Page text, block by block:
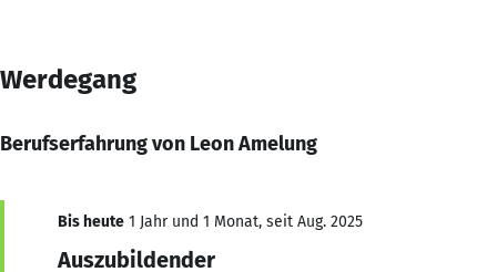
Werdegang
Berufserfahrung von Leon Amelung
Bis heute 1 Jahr und 1 Monat, seit Aug. 2025
Auszubildender